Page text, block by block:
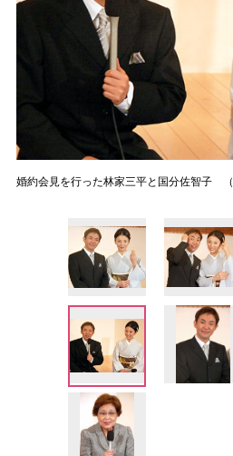
婚約会見を行った林家三平と国分佐智子